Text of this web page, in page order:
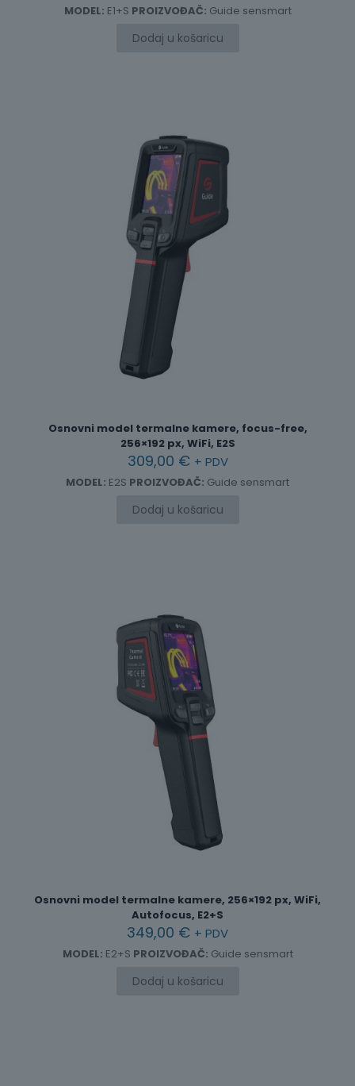
MODEL: E1+S PROIZVOĐAČ: Guide sensmart
Dodaj u košaricu
Osnovni model termalne kamere, focus-free,
256×192 px, WiFi, E2S
309,00 € + PDV
MODEL: E2S PROIZVOĐAČ: Guide sensmart
Dodaj u košaricu
Osnovni model termalne kamere, 256×192 px, WiFi,
Autofocus, E2+S
349,00 € + PDV
MODEL: E2+S PROIZVOĐAČ: Guide sensmart
Dodaj u košaricu